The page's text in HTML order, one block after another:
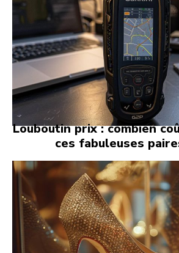
Louboutin prix : combien
ces fabuleuses